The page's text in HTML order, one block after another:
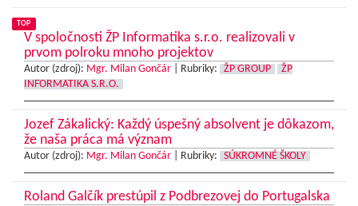
TOP
V spoločnosti ŽP Informatika s.r.o. realizovali v
prvom polroku mnoho projektov
Autor (zdroj): Mgr. Milan Gončár Rubriky: ŽP GROUP
ŽP
INFORMATIKA S.R.O.
Jozef Zákalický: Každý úspešný absolvent je dôkazom,
že naša práca má význam
Autor (zdroj): Mgr. Milan Gončár Rubriky: SÚKROMNÉ ŠKOLY
Roland Galčík prestúpil z Podbrezovej do Portugalska